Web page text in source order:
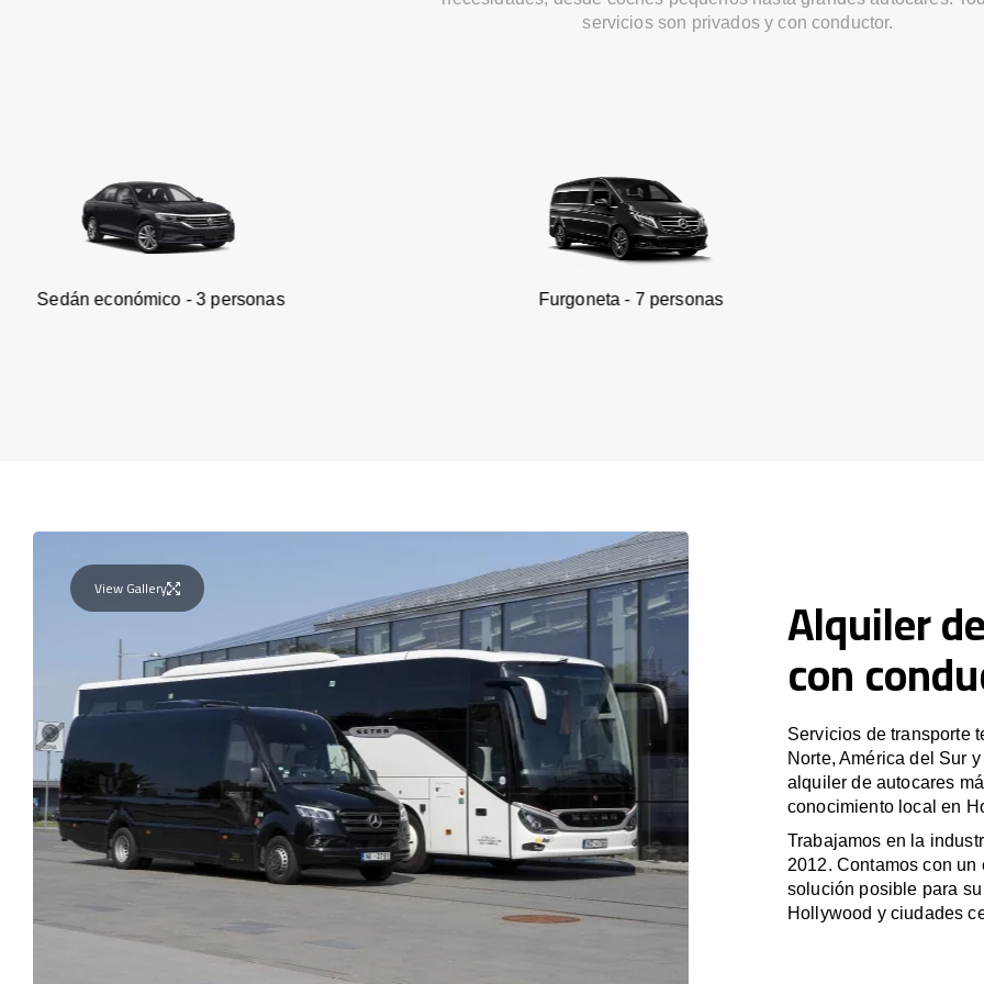
servicios son privados y con conductor.
- 3 personas Furgoneta - 7 personas SUV - 3
View Gallery Alquiler
con
Servicios de transporte
Norte, América del Sur
alquiler de autocares
conocimiento local en
Trabajamos en la
2012. Contamos con
solución posible para
Hollywood y ciudades